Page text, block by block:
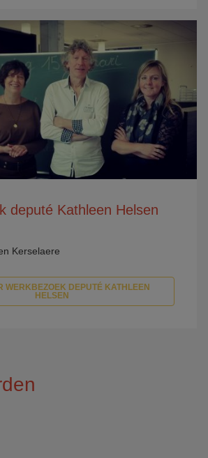
deputé Kathleen Helsen
Kerselaere
WERKBEZOEK DEPUTÉ KATHLEEN
HELSEN